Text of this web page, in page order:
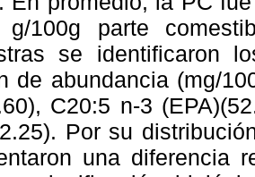
g/100g parte
se identificaron
de abundancia (mg/
C20:5 n-3
Por su
una diferencia